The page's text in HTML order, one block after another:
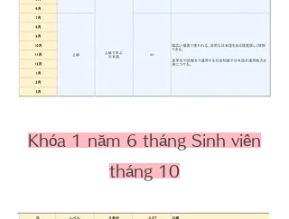
Khóa 1 năm 6 tháng Sinh viên
tháng 10